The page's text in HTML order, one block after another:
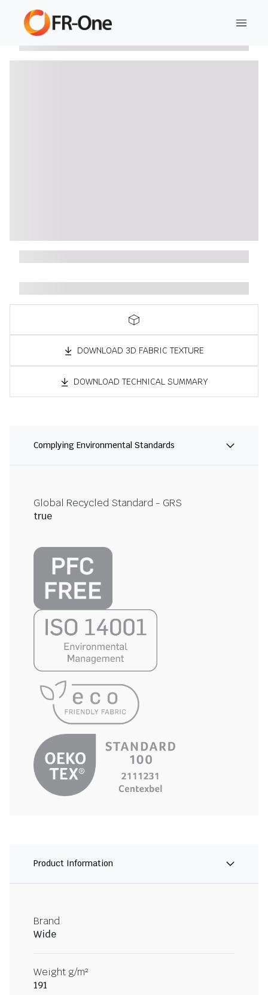
DOWNLOAD 3D FABRIC TEXTURE
DOWNLOAD TECHNICAL SUMMARY
Complying Environmental Standards
Global Recycled Standard - GRS
true
Product Information
Brand
Wide
Weight g/m²
191